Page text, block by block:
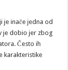
je inače jedna od
je dobio jer zbog
Često ih
karakteristike